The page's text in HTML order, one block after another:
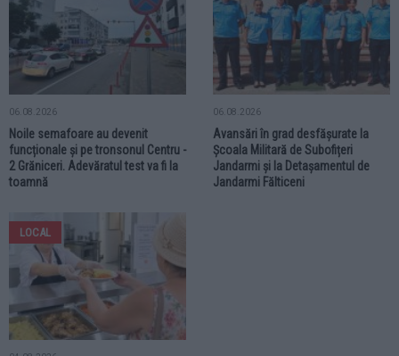
06.08.2026
Noile semafoare au devenit
funcționale și pe tronsonul Centru -
2 Grăniceri. Adevăratul test va fi la
toamnă
06.08.2026
Avansări în grad desfășurate la
Școala Militară de Subofițeri
Jandarmi și la Detașamentul de
Jandarmi Fălticeni
LOCAL